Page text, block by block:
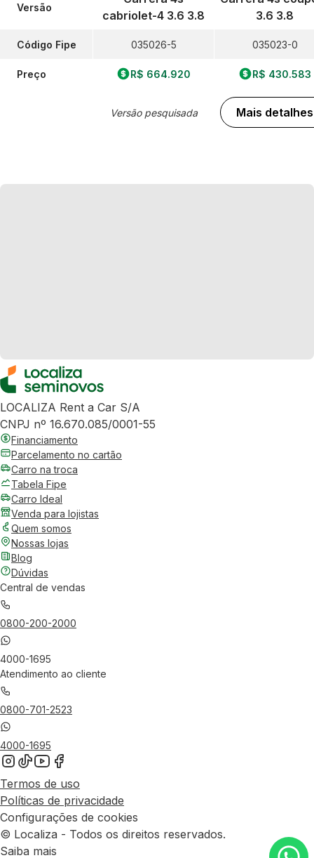
Versão
Código Fipe
Preço
cabriolet-4 3.6 3.8
035026-5
R$ 664.920
Versão pesquisada
3.6 3.8
035023-0
R$ 430.583
Mais detalhes
LOCALIZA Rent a Car S/A
CNPJ nº 16.670.085/0001-55
Financiamento
Parcelamento no cartão
Carro na troca
Tabela Fipe
Carro Ideal
Venda para lojistas
Quem somos
Nossas lojas
Blog
Dúvidas
Central de vendas
0800-200-2000
4000-1695
Atendimento ao cliente
0800-701-2523
4000-1695
Termos de uso
Políticas de privacidade
Configurações de cookies
© Localiza - Todos os direitos reservados.
Saiba mais